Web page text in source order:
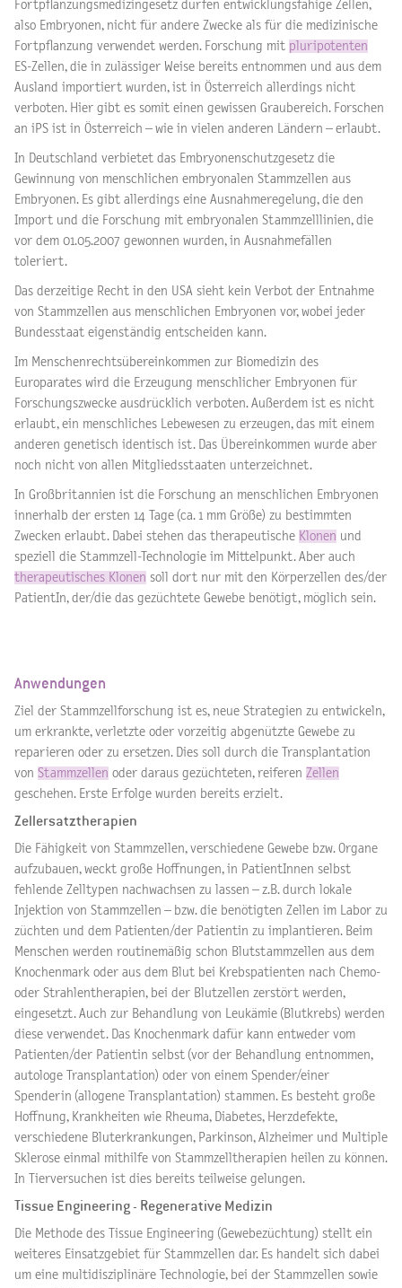
Fortpflanzungsmedizingesetz dürfen entwicklungsfähige Zellen,
also Embryonen, nicht für andere Zwecke als für die medizinische
Fortpflanzung verwendet werden. Forschung mit pluripotenten
ES-Zellen, die in zulässiger Weise bereits entnommen und aus dem
Ausland importiert wurden, ist in Österreich allerdings nicht
verboten. Hier gibt es somit einen gewissen Graubereich. Forschen
an iPS ist in Österreich – wie in vielen anderen Ländern – erlaubt.
In Deutschland verbietet das Embryonenschutzgesetz die
Gewinnung von menschlichen embryonalen Stammzellen aus
Embryonen. Es gibt allerdings eine Ausnahmeregelung, die den
Import und die Forschung mit embryonalen Stammzelllinien, die
vor dem 01.05.2007 gewonnen wurden, in Ausnahmefällen
toleriert.
Das derzeitige Recht in den USA sieht kein Verbot der Entnahme
von Stammzellen aus menschlichen Embryonen vor, wobei jeder
Bundesstaat eigenständig entscheiden kann.
Im Menschenrechtsübereinkommen zur Biomedizin des
Europarates wird die Erzeugung menschlicher Embryonen für
Forschungszwecke ausdrücklich verboten. Außerdem ist es nicht
erlaubt, ein menschliches Lebewesen zu erzeugen, das mit einem
anderen genetisch identisch ist. Das Übereinkommen wurde aber
noch nicht von allen Mitgliedsstaaten unterzeichnet.
In Großbritannien ist die Forschung an menschlichen Embryonen
innerhalb der ersten 14 Tage (ca. 1 mm Größe) zu bestimmten
Zwecken erlaubt. Dabei stehen das therapeutische Klonen und
speziell die Stammzell-Technologie im Mittelpunkt. Aber auch
therapeutisches Klonen soll dort nur mit den Körperzellen des/der
PatientIn, der/die das gezüchtete Gewebe benötigt, möglich sein.
Anwendungen
Ziel der Stammzellforschung ist es, neue Strategien zu entwickeln,
um erkrankte, verletzte oder vorzeitig abgenützte Gewebe zu
reparieren oder zu ersetzen. Dies soll durch die Transplantation
von Stammzellen oder daraus gezüchteten, reiferen Zellen
geschehen. Erste Erfolge wurden bereits erzielt.
Zellersatztherapien
Die Fähigkeit von Stammzellen, verschiedene Gewebe bzw. Organe
aufzubauen, weckt große Hoffnungen, in PatientInnen selbst
fehlende Zelltypen nachwachsen zu lassen – z.B. durch lokale
Injektion von Stammzellen – bzw. die benötigten Zellen im Labor zu
züchten und dem Patienten/der Patientin zu implantieren. Beim
Menschen werden routinemäßig schon Blutstammzellen aus dem
Knochenmark oder aus dem Blut bei Krebspatienten nach Chemo-
oder Strahlentherapien, bei der Blutzellen zerstört werden,
eingesetzt. Auch zur Behandlung von Leukämie (Blutkrebs) werden
diese verwendet. Das Knochenmark dafür kann entweder vom
Patienten/der Patientin selbst (vor der Behandlung entnommen,
autologe Transplantation) oder von einem Spender/einer
Spenderin (allogene Transplantation) stammen. Es besteht große
Hoffnung, Krankheiten wie Rheuma, Diabetes, Herzdefekte,
verschiedene Bluterkrankungen, Parkinson, Alzheimer und Multiple
Sklerose einmal mithilfe von Stammzelltherapien heilen zu können.
In Tierversuchen ist dies bereits teilweise gelungen.
Tissue Engineering - Regenerative Medizin
Die Methode des Tissue Engineering (Gewebezüchtung) stellt ein
weiteres Einsatzgebiet für Stammzellen dar. Es handelt sich dabei
um eine multidisziplinäre Technologie, bei der Stammzellen sowie